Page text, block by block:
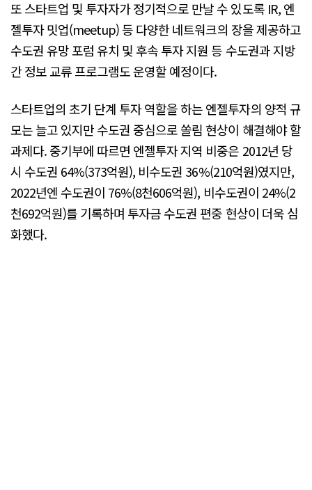
또 스타트업 및 투자자가 정기적으로 만날 수 있도록 IR, 엔
젤투자 밋업(meetup) 등 다양한 네트워크의 장을 제공하고
수도권 유망 포럼 유치 및 후속 투자 지원 등 수도권과 지방
간 정보 교류 프로그램도 운영할 예정이다.
스타트업의 초기 단계 투자 역할을 하는 엔젤투자의 양적 규
모는 늘고 있지만 수도권 중심으로 쏠림 현상이 해결해야 할
과제다. 중기부에 따르면 엔젤투자 지역 비중은 2012년 당
시 수도권 64%(373억원), 비수도권 36%(210억원)였지만,
2022년엔 수도권이 76%(8천606억원), 비수도권이 24%(2
천692억원)를 기록하며 투자금 수도권 편중 현상이 더욱 심
화했다.